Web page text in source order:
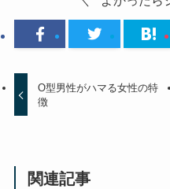
O型男性がハマる女性の特
徴
関連記事